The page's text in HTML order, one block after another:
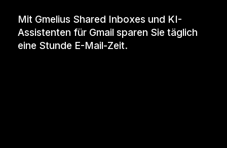
Mit Gmelius Shared Inboxes und KI-
Assistenten für Gmail sparen Sie täglich
eine Stunde E-Mail-Zeit.